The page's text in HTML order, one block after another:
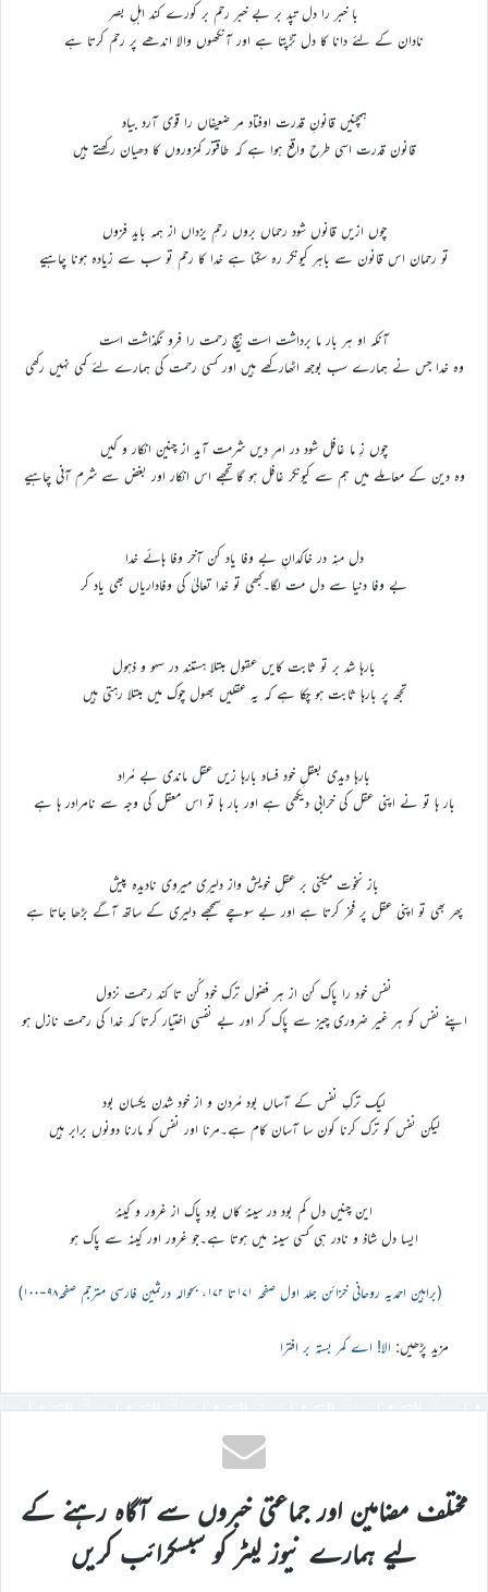
با خبر را دل تپد بر بے خبر رحم بر کورے کند اہلِ بصر
نادان کے لئے دانا کا دل تڑپتا ہے اور آنکھوں والا اندھے پر رحم کرتا ہے
ہمچنیں قانونِ قدرت اوفتاد مر ضعیفاں را قوی آرد بیاد
قانون قدرت اسی طرح واقع ہوا ہے کہ طاقتور کمزوروں کا دھیان رکھتے ہیں
چوں ازیں قانوں شود رحماں بروں رحمِ یزداں از همه باید فزوں
تو رحمان اس قانون سے باہر کیونکر رہ سکتا ہے خدا کا رحم تو سب سے زیادہ ہونا چاہیے
آنکه او ہر بار ما برداشت است ہیچ رحمت را فرو نگذاشت است
وہ خدا جس نے ہمارے سب بوجھ اٹھارکھے ہیں اور کسی رحمت کی ہمارے لئے کمی نہیں رکھی
چوں زِ ما غافل شود در امرِ دیں شرمت آید از چنین انکار و کیں
وہ دین کے معاملے میں ہم سے کیونکر غافل ہو گا تجھے اس انکار اور بغض سے شرم آنی چاہیے
دل منِه در خاکدانِ بے وفا یاد کن آخر وفا ہائے خدا
بے وفا دنیا سے دل مت لگا۔کبھی تو خدا تعالیٰ کی وفاداریاں بھی یاد کر
بارہا شد بر تو ثابت کایں عقول مبتلا هستند در سهو و ذهول
تجھ پر بارہا ثابت ہو چکا ہے کہ یہ عقلیں بھول چوک میں مبتلا رہتی ہیں
بارہا دیدی بعقلِ خود فساد بارہا زیں عقل ماندی بے مُراد
بار ہا تو نے اپنی عقل کی خرابی دیکھی ہے اور بار ہا تو اس معقل کی وجہ سے نامرادر ہا ہے
باز نخوت میکنی بر عقلِ خویش واز دلیری میروی نادیده پیش
پھر بھی تو اپنی عقل پر فخر کرتا ہے اور بے سوچے سمجھے دلیری کے ساتھ آگے بڑھا جاتا ہے
نفس خود را پاک کن از هر فضول ترکِ خود کُن تا کند رحمت نزول
اپنے نفس کو ہر غیر ضروری چیز سے پاک کر اور بے نفسی اختیار کرتا کہ خدا کی رحمت نازل ہو
لیک ترکِ نفس کے آساں بود مُردن و از خود شدن یکسان بود
لیکن نفس کو ترک کرنا کون سا آسان کام ہے۔مرنا اور نفس کو مارنا دونوں برابر ہیں
این چنیں دل کم بود در سینهٔ کاں بود پاک از غرور و کینهٔ
ایسا دل شاذ و نادر ہی کسی سینہ میں ہوتا ہے۔جو غرور اور کینہ سے پاک ہو
(براہین احمدیہ روحانی خزائن جلد اول صفحہ ۱۷۱تا ۱۷۲، بحوالہ درثمین فارسی مترجم صفحہ۹۸-۱۰۰)
مزید پڑھیں: الا! اے کمر بستہ بر افترا
مختلف مضامین اور جماعتی خبروں سے آگاہ رہنے کے
لیے ہمارے نیوز لیٹر کو سبسکرائب کریں